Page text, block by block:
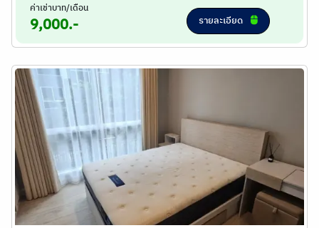
ค่าเช่าบาท/เดือน
9,000.- รายละเอียด